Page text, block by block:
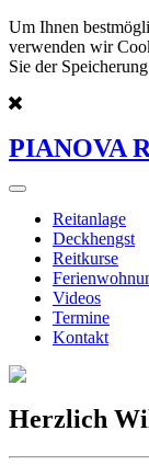
Um Ihnen
verwenden wir
Sie der
PIANOVA
Reitanlage
Deckhengst
Reitkurse
Videos
Termine
Kontakt
Herzlich